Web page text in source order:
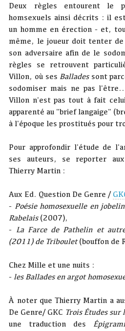
Deux règles entourent le
homsexuels ainsi décrits : il
un homme en érection - et,
même, le joueur doit tenter
son adversaire afin de le
règles se retrouvent
Villon, où ses Balladessont
sodomiser mais ne pas
Villon n'est pas tout à fait
apparenté au "brief langaige"
à l'époque les prostitués pour
Pour approfondir l'étude de
ses auteurs, se reporter
Thierry Martin :
Aux Ed. Question De Genre /
- Poésie homosexuelle en
Rabelais(2007),
- La Farce de Pathelin et
(2011) de Triboulet(bouffon de
Chez Mille et une nuits :
- les Ballades en argot
À noter que Thierry Martin a
De Genre/ GKC Trois Études sur
une traduction des